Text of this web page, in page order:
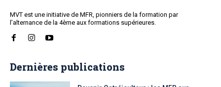
MVT est une initiative de MFR, pionniers de la formation par
l’alternance de la 4ème aux formations supérieures.
Dernières publications